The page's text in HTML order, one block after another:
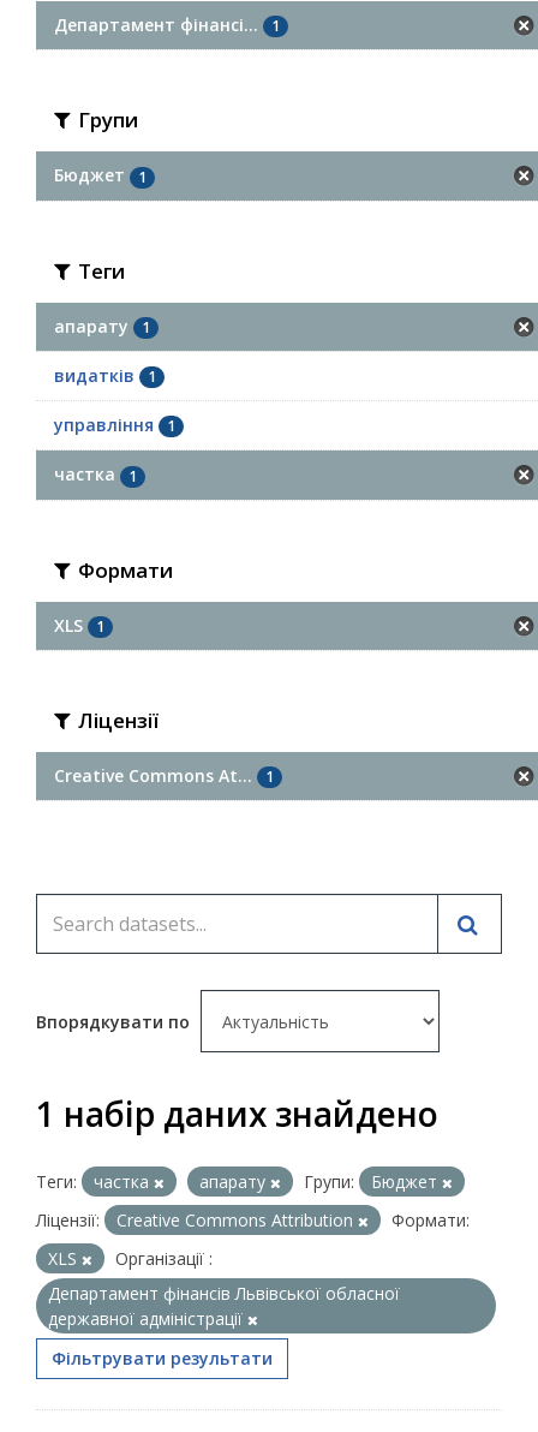
Департамент фінансі... 1
Групи
Бюджет 1
Теги
апарату 1
видатків 1
управління 1
частка 1
Формати
XLS 1
Ліцензії
Creative Commons At... 1
Впорядкувати по
1 набір даних знайдено
Теги: частка апарату Групи:
Бюджет
Ліцензії:
Creative Commons Attribution
Формати:
XLS
Організації :
Департамент фінансів Львівської обласної
державної адміністрації
Фільтрувати результати